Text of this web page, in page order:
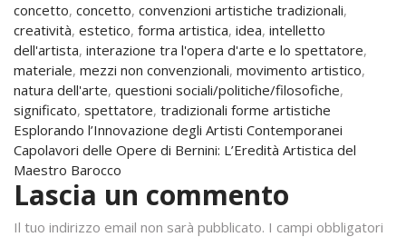
concetto, concetto, convenzioni artistiche tradizionali,
creatività, estetico, forma artistica, idea, intelletto
dell'artista, interazione tra l'opera d'arte e lo spettatore,
materiale, mezzi non convenzionali, movimento artistico,
natura dell'arte, questioni sociali/politiche/filosofiche,
significato, spettatore, tradizionali forme artistiche
Navigazione
articoli
Esplorando l’Innovazione degli Artisti Contemporanei
Capolavori delle Opere di Bernini: L’Eredità Artistica del
Maestro Barocco
Lascia un commento
Il tuo indirizzo email non sarà pubblicato. I campi obbligatori